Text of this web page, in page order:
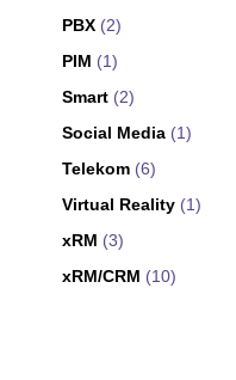
PBX(2)
PIM (1)
Smart(2)
Social Media(1)
Telekom(6)
Virtual Reality(1)
xRM (3)
xRM/CRM (10)